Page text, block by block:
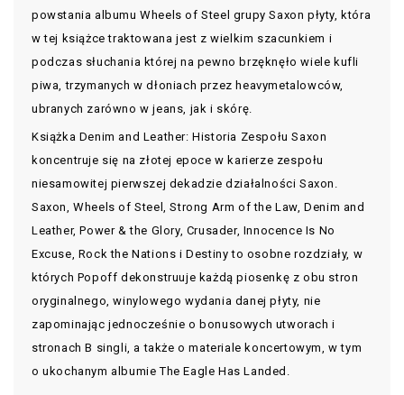
powstania albumu Wheels of Steel grupy Saxon płyty, która
w tej książce traktowana jest z wielkim szacunkiem i
podczas słuchania której na pewno brzęknęło wiele kufli
piwa, trzymanych w dłoniach przez heavymetalowców,
ubranych zarówno w jeans, jak i skórę.
Książka Denim and Leather: Historia Zespołu Saxon
koncentruje się na złotej epoce w karierze zespołu
niesamowitej pierwszej dekadzie działalności Saxon.
Saxon, Wheels of Steel, Strong Arm of the Law, Denim and
Leather, Power & the Glory, Crusader, Innocence Is No
Excuse, Rock the Nations i Destiny to osobne rozdziały, w
których Popoff dekonstruuje każdą piosenkę z obu stron
oryginalnego, winylowego wydania danej płyty, nie
zapominając jednocześnie o bonusowych utworach i
stronach B singli, a także o materiale koncertowym, w tym
o ukochanym albumie The Eagle Has Landed.